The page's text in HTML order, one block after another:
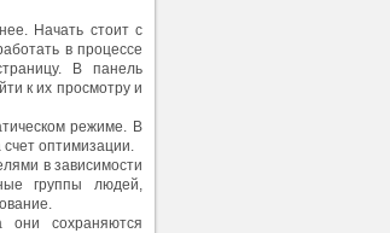
Начать стоит с
в процессе
В панель
к их просмотру и
режиме. В
оптимизации.
в зависимости
группы людей,
они сохраняются